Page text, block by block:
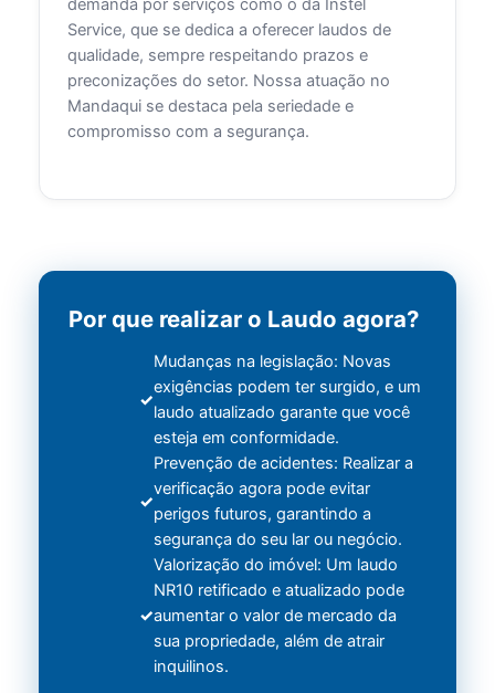
demanda por serviços como o da Instel
Service, que se dedica a oferecer laudos de
qualidade, sempre respeitando prazos e
preconizações do setor. Nossa atuação no
Mandaqui se destaca pela seriedade e
compromisso com a segurança.
Por que realizar o Laudo agora?
Mudanças na legislação: Novas
exigências podem ter surgido, e um
laudo atualizado garante que você
esteja em conformidade.
Prevenção de acidentes: Realizar a
verificação agora pode evitar
perigos futuros, garantindo a
segurança do seu lar ou negócio.
Valorização do imóvel: Um laudo
NR10 retificado e atualizado pode
aumentar o valor de mercado da
sua propriedade, além de atrair
inquilinos.